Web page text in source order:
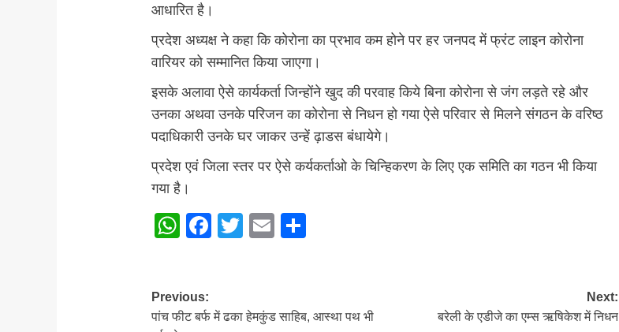
आधारित है।
प्रदेश अध्यक्ष ने कहा कि कोरोना का प्रभाव कम होने पर हर जनपद में फ्रंट लाइन कोरोना
वारियर को सम्मानित किया जाएगा।
इसके अलावा ऐसे कार्यकर्ता जिन्होंने खुद की परवाह किये बिना कोरोना से जंग लड़ते रहे और
उनका अथवा उनके परिजन का कोरोना से निधन हो गया ऐसे परिवार से मिलने संगठन के वरिष्ठ
पदाधिकारी उनके घर जाकर उन्हें ढ़ाडस बंधायेगे।
प्रदेश एवं जिला स्तर पर ऐसे कर्यकर्ताओ के चिन्हिकरण के लिए एक समिति का गठन भी किया
गया है।
WhatsApp
Facebook
Twitter
Email
Post
navigation
Previous:
पांच फीट बर्फ में ढका हेमकुंड साहिब, आस्था पथ भी
Next:
बरेली के एडीजे का एम्स ऋषिकेश में निधन